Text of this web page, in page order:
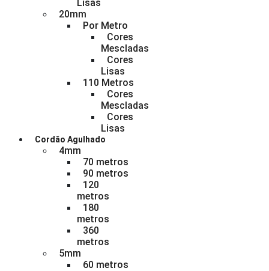
Lisas
20mm
Por Metro
Cores
Mescladas
Cores
Lisas
110 Metros
Cores
Mescladas
Cores
Lisas
Cordão Agulhado
4mm
70 metros
90 metros
120
metros
180
metros
360
metros
5mm
60 metros